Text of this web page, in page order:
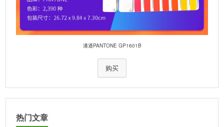
潘通PANTONE GP1601B
购买
热门文章